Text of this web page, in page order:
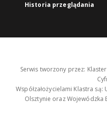
Historia przeglądania
Serwis tworzony przez:
Współzałożycielami Klastra
Olsztynie oraz Wojewódzka